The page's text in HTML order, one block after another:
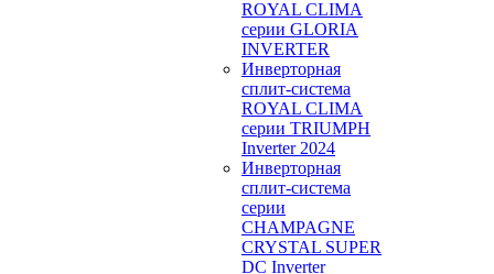
ROYAL CLIMA
серии GLORIA
INVERTER
Инверторная
сплит-система
ROYAL CLIMA
серии TRIUMPH
Inverter 2024
Инверторная
сплит-система
серии
CHAMPAGNE
CRYSTAL SUPER
DC Inverter